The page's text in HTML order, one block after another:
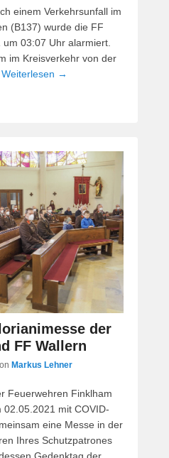
einem Verkehrsunfall im
(B137) wurde die FF
03:07 Uhr alarmiert.
im Kreisverkehr von der
Weiterlesen →
der
FF Wallern
Markus Lehner
Feuerwehren Finklham
02.05.2021 mit COVID-
eine Messe in der
Ihres Schutzpatrones
Gedenktag der